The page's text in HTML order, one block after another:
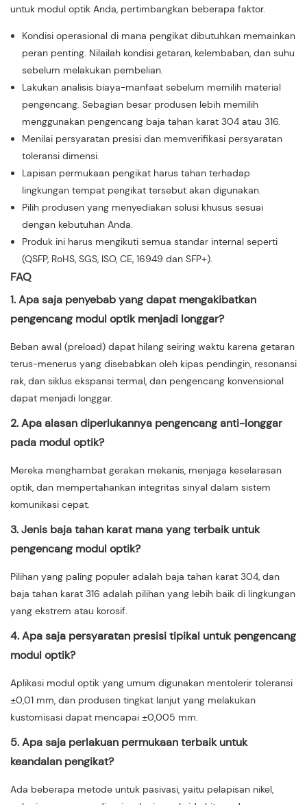
untuk modul optik Anda, pertimbangkan beberapa faktor.
Kondisi operasional di mana pengikat dibutuhkan memainkan
peran penting. Nilailah kondisi getaran, kelembaban, dan suhu
sebelum melakukan pembelian.
Lakukan analisis biaya-manfaat sebelum memilih material
pengencang. Sebagian besar produsen lebih memilih
menggunakan pengencang baja tahan karat 304 atau 316.
Menilai persyaratan presisi dan memverifikasi persyaratan
toleransi dimensi.
Lapisan permukaan pengikat harus tahan terhadap
lingkungan tempat pengikat tersebut akan digunakan.
Pilih produsen yang menyediakan solusi khusus sesuai
dengan kebutuhan Anda.
Produk ini harus mengikuti semua standar internal seperti
(QSFP, RoHS, SGS, ISO, CE, 16949 dan SFP+).
FAQ
1. Apa saja penyebab yang dapat mengakibatkan
pengencang modul optik menjadi longgar?
Beban awal (preload) dapat hilang seiring waktu karena getaran
terus-menerus yang disebabkan oleh kipas pendingin, resonansi
rak, dan siklus ekspansi termal, dan pengencang konvensional
dapat menjadi longgar.
2. Apa alasan diperlukannya pengencang anti-longgar
pada modul optik?
Mereka menghambat gerakan mekanis, menjaga keselarasan
optik, dan mempertahankan integritas sinyal dalam sistem
komunikasi cepat.
3. Jenis baja tahan karat mana yang terbaik untuk
pengencang modul optik?
Pilihan yang paling populer adalah baja tahan karat 304, dan
baja tahan karat 316 adalah pilihan yang lebih baik di lingkungan
yang ekstrem atau korosif.
4. Apa saja persyaratan presisi tipikal untuk pengencang
modul optik?
Aplikasi modul optik yang umum digunakan mentolerir toleransi
±0,01 mm, dan produsen tingkat lanjut yang melakukan
kustomisasi dapat mencapai ±0,005 mm.
5. Apa saja perlakuan permukaan terbaik untuk
keandalan pengikat?
Ada beberapa metode untuk pasivasi, yaitu pelapisan nikel,